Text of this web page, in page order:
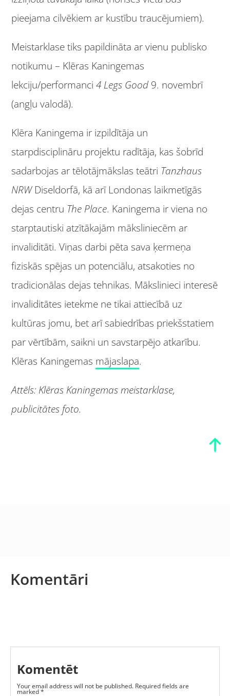
pieejama cilvēkiem ar kustību traucējumiem).
Meistarklase tiks papildināta ar vienu publisko
notikumu – Klēras Kaningemas
lekciju/performanci4 Legs Good 9. novembrī
(angļu valodā).
Klēra Kaningema ir izpildītāja un
starpdisciplināru projektu radītāja, kas šobrīd
sadarbojas ar tēlotājmākslas teātri Tanzhaus
NRWDiseldorfā, kā arī Londonas laikmetīgās
dejas centru The Place. Kaningema ir viena no
starptautiski atzītākajām māksliniecēm ar
invaliditāti. Viņas darbi pēta sava ķermeņa
fiziskās spējas un potenciālu, atsakoties no
tradicionālas dejas tehnikas. Mākslinieci interesē
invaliditātes ietekme ne tikai attiecībā uz
kultūras jomu, bet arī sabiedrības priekšstatiem
par vērtībām, saikni un savstarpējo atkarību.
Klēras Kaningemas mājaslapa.
Attēls: Klēras Kaningemas meistarklase,
publicitātes foto.
Komentāri
Komentēt
Your email address will not be published. Required fields are
marked*